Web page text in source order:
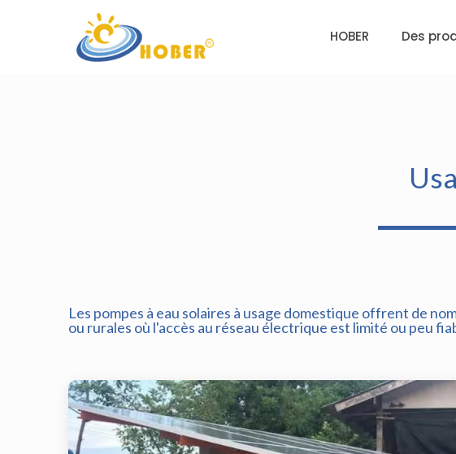
HOBER Des
Les pompes à eau solaires à usage domestique offrent de
ou rurales où l'accès au réseau électrique est limité ou peu